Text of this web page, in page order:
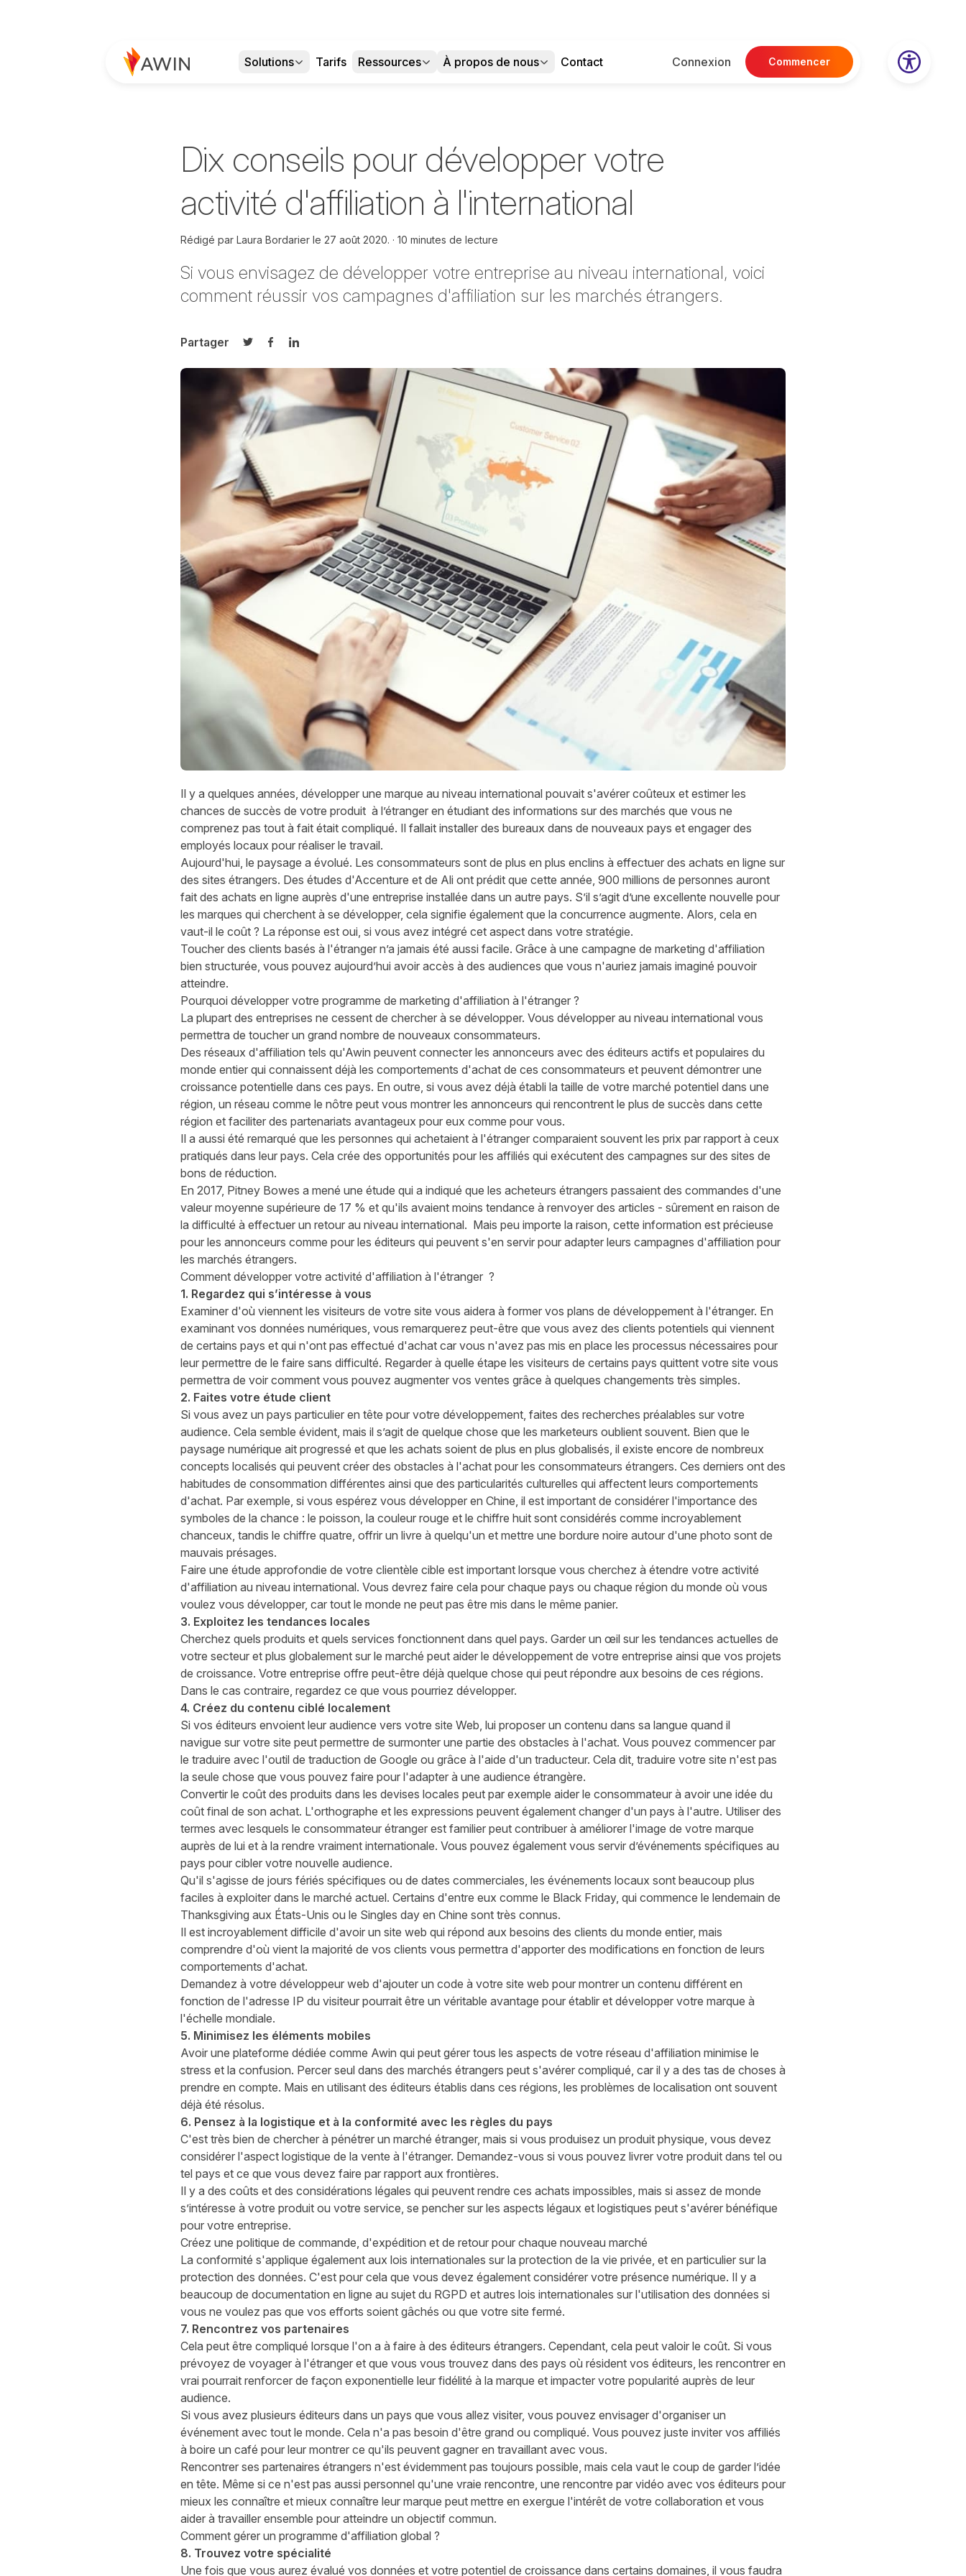
Solutions Tarifs Ressources À propos de nous Contact Connexion Commencer
Dix conseils pour développer votre
activité d'affiliation à l'international
Rédigé par Laura Bordarier le 27 août 2020. 10 minutes de lecture
Si vous envisagez de développer votre entreprise au niveau international, voici
comment réussir vos campagnes d'affiliation sur les marchés étrangers.
Partager
Partager sur Twitter
Partager sur Facebook
Partager sur LinkedIn
Il y a quelques années, développer une marque au niveau international pouvaits'avérer coûteux et estimer les
chances de succès de votre produit à l’étranger en étudiantdes informations sur des marchés que vous ne
comprenez pas tout à fait était compliqué. Il fallait installer des bureaux dans de nouveaux pays et engager des
employés locaux pour réaliser le travail.
Aujourd'hui, le paysage a évolué. Les consommateurs sont de plus en plus enclins à effectuer des achats en ligne sur
des sites étrangers. Des études d'Accenture et de Ali ont prédit que cette année, 900 millions de personnes auront
fait des achats en ligne auprès d'une entreprise installée dans un autre pays. S’il s’agit d’une excellente nouvelle pour
les marques qui cherchent à se développer, cela signifie également que la concurrence augmente. Alors, cela en
vaut-ille coût ? La réponse est oui, si vous avez intégré cet aspect dans votre stratégie.
Toucher des clients basés à l'étranger n’a jamais été aussi facile. Grâce à une campagne de marketing d'affiliation
bien structurée, vous pouvez aujourd’hui avoir accès à des audiences que vous n'auriez jamais imaginé pouvoir
atteindre.
Pourquoi développer votre programme de marketing d'affiliation à l'étranger ?
La plupart des entreprises ne cessent de chercher à se développer. Vous développer au niveau internationalvous
permettra de toucher un grand nombre de nouveaux consommateurs.
Des réseaux d'affiliation tels qu'Awin peuvent connecter les annonceurs avec des éditeurs actifs et populaires du
monde entier qui connaissent déjà les comportements d'achat de ces consommateurs et peuvent démontrer une
croissance potentielle dans ces pays. En outre, si vous avez déjà établi la taille de votre marché potentiel dans une
région, un réseau comme le nôtre peut vous montrerles annonceurs qui rencontrent le plus de succès dans cette
région et faciliter des partenariats avantageux pour eux comme pour vous.
Il a aussi été remarqué que les personnes qui achetaient à l'étranger comparaient souvent les prix par rapport à ceux
pratiqués dans leur pays. Cela crée des opportunités pour les affiliés qui exécutent des campagnes sur des sites de
bons de réduction.
En 2017, Pitney Bowes a mené une étude qui a indiqué que les acheteurs étrangers passaientdes commandes d'une
valeur moyenne supérieure de 17 % et qu'ils avaient moins tendance à renvoyer des articles - sûrement en raison de
la difficulté à effectuer un retour au niveau international. Mais peu importe la raison, cette information est précieuse
pour les annonceurs comme pour les éditeurs qui peuvent s'en servir pour adapter leurs campagnes d'affiliation pour
les marchés étrangers.
Comment développer votre activité d'affiliation à l'étranger?
1. Regardez qui s’intéresse à vous
Examinerd'où viennent les visiteurs de votre site vous aidera à former vos plans de développement à l'étranger. En
examinant vos données numériques, vous remarquerez peut-être que vous avez des clients potentiels qui viennent
de certains pays et qui n'ont pas effectué d'achat car vous n'avez pas mis en place les processus nécessaires pour
leur permettre de le faire sans difficulté. Regarder à quelle étape les visiteurs de certains pays quittentvotre site vous
permettra de voir comment vous pouvez augmenter vos ventes grâce à quelques changements très simples.
2. Faites votre étude client
Si vous avez un pays particulier en tête pour votre développement, faites des recherches préalables sur votre
audience. Cela semble évident, mais il s’agit de quelque chose que les marketeurs oublient souvent. Bien que le
paysage numérique ait progressé et que les achats soient de plus en plus globalisés, ilexiste encore de nombreux
concepts localisés qui peuvent créer des obstacles à l'achat pour les consommateurs étrangers. Ces derniers ont des
habitudes de consommation différentes ainsi que des particularités culturelles qui affectent leurs comportements
d'achat. Par exemple, si vous espérez vous développer en Chine, il est important de considérer l'importance des
symboles de la chance : le poisson, la couleur rouge et le chiffre huit sont considérés comme incroyablement
chanceux, tandis le chiffre quatre, offrir un livre à quelqu'un et mettre une bordure noire autour d'une photo sont de
mauvais présages.
Faire une étude approfondie de votre clientèle cible est important lorsque vous cherchez à étendre votre activité
d'affiliation au niveau international. Vous devrez faire cela pour chaque pays ou chaque région du monde où vous
voulez vous développer, car tout le monde ne peut pas être mis dans le même panier.
3. Exploitez les tendances locales
Cherchez quels produits et quels services fonctionnent dans quelpays. Garder un œilsur les tendances actuelles de
votre secteur et plus globalement sur le marché peut aider le développement de votre entreprise ainsi que vos projets
de croissance. Votre entreprise offre peut-être déjà quelque chose qui peut répondre aux besoins de ces régions.
Dans le cas contraire, regardez ce que vous pourriez développer.
4. Créez du contenu ciblé localement
Si vos éditeurs envoient leur audience vers votre site Web, lui proposer un contenu dans sa langue quand il
navigue sur votre site peut permettre de surmonter une partie des obstacles à l'achat. Vous pouvez commencer par
le traduire avec l'outil de traduction de Google ou grâce à l'aide d'un traducteur. Cela dit, traduire votre site n'est pas
la seule chose que vous pouvez faire pour l'adapterà une audience étrangère.
Convertir le coût des produits dans les devises locales peut par exemple aider le consommateur à avoir une idée du
coût final de son achat. L'orthographe et les expressions peuvent également changerd'un pays à l'autre. Utiliser des
termes avec lesquels le consommateur étranger est familier peut contribuer à améliorer l'image de votre marque
auprès de lui et à la rendre vraiment internationale. Vous pouvez également vous servir d’événements spécifiques au
pays pour cibler votre nouvelle audience.
Qu'il s'agisse de jours fériés spécifiques ou de dates commerciales, les événements locaux sont beaucoup plus
faciles à exploiter dans le marché actuel. Certains d'entre eux comme le Black Friday, qui commence le lendemain de
Thanksgiving aux États-Unis ou le Singles day en Chine sont très connus.
Il est incroyablement difficile d'avoir un site web qui répond aux besoins des clients du monde entier, mais
comprendre d'où vient la majorité de vos clients vous permettra d'apporter des modifications en fonction de leurs
comportements d'achat.
Demandez à votre développeur web d'ajouter un code à votre site web pour montrer un contenu différent en
fonction de l'adresse IP du visiteur pourrait être un véritable avantage pour établir et développer votre marque à
l'échelle mondiale.
5. Minimisez les éléments mobiles
Avoir une plateforme dédiée comme Awin qui peut gérer tous les aspects de votre réseau d'affiliation minimise le
stress et la confusion. Percer seul dans des marchés étrangers peut s'avérer compliqué, car il y a des tas de choses à
prendre en compte. Mais en utilisant des éditeurs établis dans ces régions, les problèmes de localisation ont souvent
déjà été résolus.
6. Pensez à la logistique et à la conformité avec les règles du pays
C'est très bien de chercher à pénétrer un marché étranger, mais si vous produisez un produit physique, vous devez
considérer l'aspect logistique de la vente à l'étranger. Demandez-vous si vous pouvez livrer votre produit dans tel ou
tel pays et ce que vous devez faire par rapport aux frontières.
Il y a des coûts et des considérations légales qui peuvent rendre ces achats impossibles, mais si assez de monde
s’intéresse à votre produit ou votre service, se pencher sur les aspects légaux et logistiques peut s'avérer bénéfique
pour votre entreprise.
Créez une politique de commande, d'expédition et de retour pour chaque nouveau marché
La conformité s'applique également aux lois internationales sur la protection de la vie privée, et en particulier sur la
protection des données. C'est pour cela que vous devez également considérer votre présence numérique. Il y a
beaucoup de documentation en ligne au sujet du RGPD et autres lois internationales sur l'utilisation des données si
vous ne voulez pas que vos efforts soient gâchés ou que votre site fermé.
7. Rencontrez vos partenaires
Cela peut être compliqué lorsque l'on a à faire à des éditeurs étrangers. Cependant, cela peut valoir le coût. Si vous
prévoyez de voyager à l'étranger et que vous vous trouvez dans des pays où résident vos éditeurs, les rencontrer en
vrai pourrait renforcer de façon exponentielle leur fidélité à la marque et impacter votre popularité auprès de leur
audience.
Si vous avez plusieurs éditeurs dans un pays que vous allez visiter, vous pouvez envisager d'organiser un
événement avec tout le monde. Cela n'a pas besoin d'être grand ou compliqué. Vous pouvez juste inviter vos affiliés
à boire un café pour leur montrer ce qu'ils peuvent gagner en travaillant avec vous.
Rencontrer ses partenaires étrangers n'est évidemment pas toujours possible, mais cela vaut le coup de garder l’idée
en tête. Même si ce n'est pas aussi personnel qu'une vraie rencontre, une rencontre par vidéo avec vos éditeurs pour
mieux les connaître et mieux connaître leur marque peut mettre en exergue l'intérêt de votre collaboration et vous
aiderà travailler ensemble pour atteindre un objectif commun.
Comment gérer un programme d'affiliation global ?
8. Trouvez votre spécialité
Une fois que vous aurez évalué vos données et votre potentiel de croissance dans certains domaines, il vous faudra